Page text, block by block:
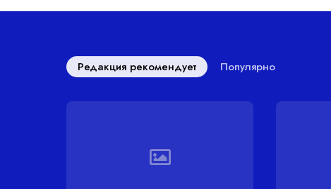
Редакция рекомендует Популярно